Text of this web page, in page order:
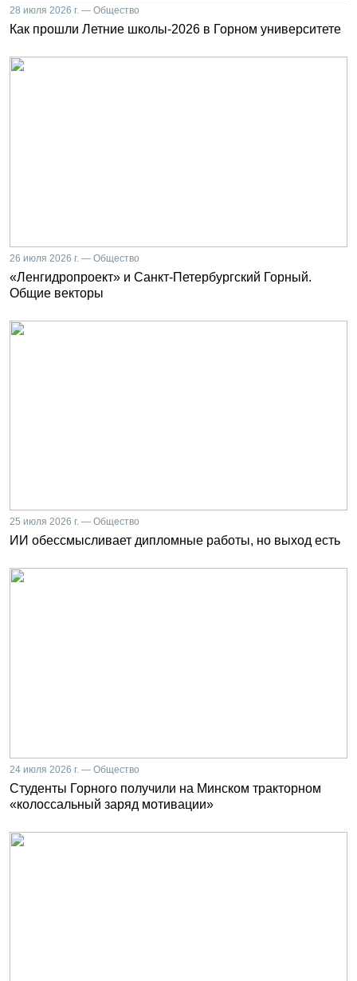
28 июля 2026 г. — Общество
Как прошли Летние школы-2026 в Горном университете
26 июля 2026 г. — Общество
«Ленгидропроект» и Санкт-Петербургский Горный.
Общие векторы
25 июля 2026 г. — Общество
ИИ обессмысливает дипломные работы, но выход есть
24 июля 2026 г. — Общество
Студенты Горного получили на Минском тракторном
«колоссальный заряд мотивации»